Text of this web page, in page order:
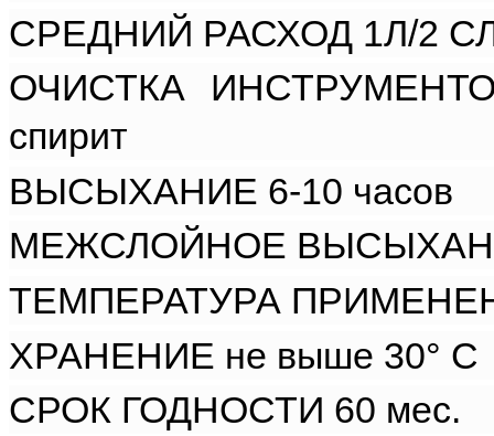
СРЕДНИЙ РАСХОД 1Л/2
ОЧИСТКА ИНСТРУМЕНТОВ
спирит
ВЫСЫХАНИЕ 6-10 часов
МЕЖСЛОЙНОЕ
ТЕМПЕРАТУРА
ХРАНЕНИЕ не выше 30° С
СРОК ГОДНОСТИ 60 мес.